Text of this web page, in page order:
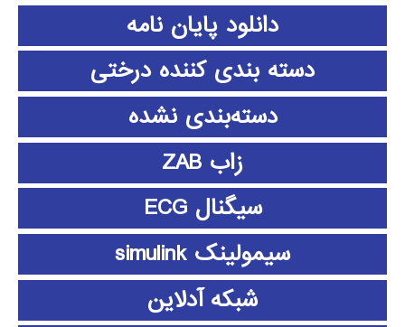
دانلود پايان نامه
دسته بندی کننده درختی
دسته‌بندی نشده
زاب ZAB
سیگنال ECG
سیمولینک simulink
شبکه آدلاین